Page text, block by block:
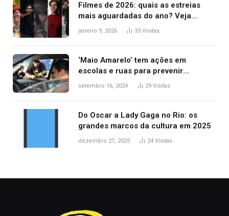
Filmes de 2026: quais as estreias
mais aguardadas do ano? Veja
principais lançamentos do cinema
janeiro 9, 2026 33 Visitas
‘Maio Amarelo’ tem ações em
escolas e ruas para prevenir
acidentes no trânsito no AP
setembro 16, 2024 29 Visitas
Do Oscar a Lady Gaga no Rio: os
grandes marcos da cultura em 2025
dezembro 27, 2025 24 Visitas